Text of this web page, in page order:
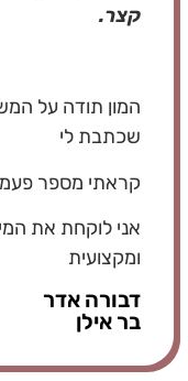
קצר.
המון תודה על
שכתבת לי
קראתי מספר
אני לוקחת את
ומקצועית
דבורה אדר
בר אילן